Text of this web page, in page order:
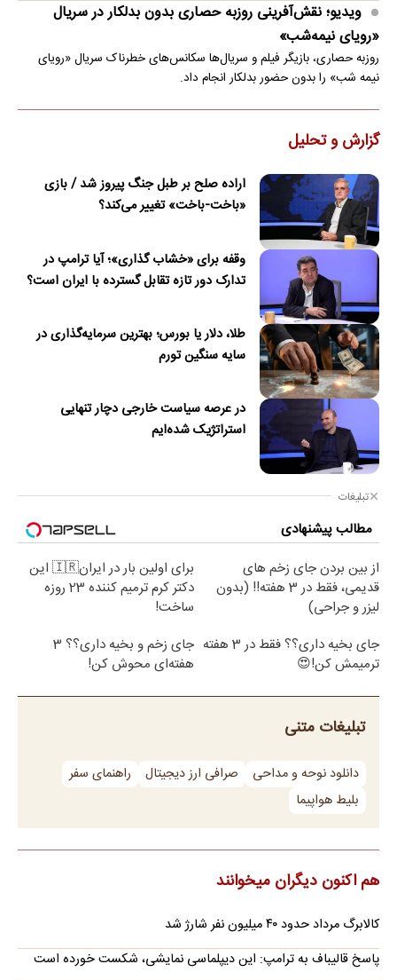
ویدیو؛ نقش‌آفرینی روزبه حصاری بدون بدلکار در سریال
«رویای نیمه‌شب»
روزبه حصاری، بازیگر فیلم و سریال‌ها سکانس‌های خطرناک سریال «رویای
نیمه شب» را بدون حضور بدلکار انجام داد.
گزارش و تحلیل
اراده صلح بر طبل جنگ پیروز شد / بازی
«باخت-باخت» تغییر می‌کند؟
وقفه برای «خشاب گذاری»؛ آیا ترامپ در
تدارک دور تازه تقابل گسترده با ایران است؟
طلا، دلار یا بورس؛ بهترین سرمایه‌گذاری در
سایه سنگین تورم
در عرصه سیاست خارجی دچار تنهایی
استراتژیک شده‌ایم
تبلیغات
مطالب پیشنهادی
از بین بردن جای زخم های
قدیمی، فقط در 3 هفته!! (بدون
لیزر و جراحی)
برای اولین بار در ایران🇮🇷 این
دکتر کرم ترمیم کننده 23 روزه
ساخت!
جای بخیه داری؟؟ فقط در 3 هفته
ترمیمش کن!😍
جای زخم و بخیه داری؟؟ 3
هفته‌ای محوش کن!
تبلیغات متنی
دانلود نوحه و مداحی صرافی ارز دیجیتال
راهنمای سفر
بلیط هواپیما
هم اکنون دیگران میخوانند
کالابرگ مرداد حدود ۴۰‌ میلیون نفر شارژ شد
پاسخ قالیباف به ترامپ: این دیپلماسی نمایشی، شکست خورده است